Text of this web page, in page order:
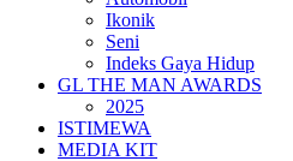
Ikonik
Seni
Indeks Gaya Hidup
GL THE MAN AWARDS
2025
ISTIMEWA
MEDIA KIT